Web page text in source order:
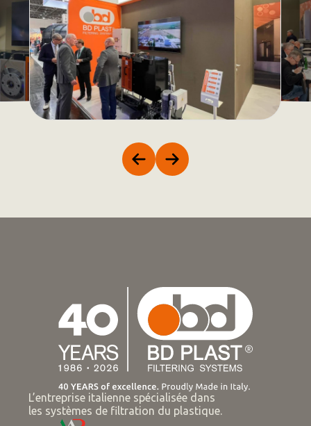
L’entreprise italienne spécialisée dans
les systèmes de filtration du plastique.